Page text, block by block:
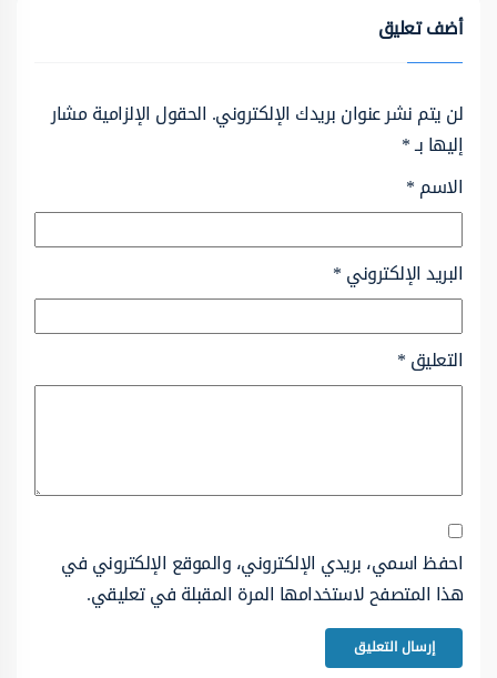
أضف تعليق
لن يتم نشر عنوان بريدك الإلكتروني. الحقول الإلزامية مشار
إليها بـ*
الاسم*
البريد الإلكتروني*
التعليق*
احفظ اسمي، بريدي الإلكتروني، والموقع الإلكتروني في
هذا المتصفح لاستخدامها المرة المقبلة في تعليقي.